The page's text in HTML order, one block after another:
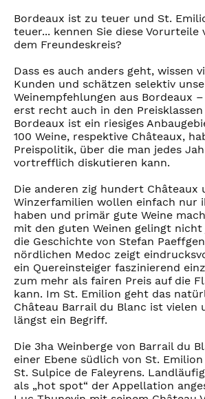
Bordeaux ist zu teuer und St.
teuer... kennen Sie diese Vorurteile
dem Freundeskreis?
Dass es auch anders geht, wissen
Kunden und schätzen selektiv
Weinempfehlungen aus Bordeaux
erst recht auch in den
Bordeaux ist ein riesiges
100 Weine, respektive Châteaux,
Preispolitik, über die man jedes
vortrefflich diskutieren kann.
Die anderen zig hundert Châteaux
Winzerfamilien wollen einfach nur
haben und primär gute Weine
mit den guten Weinen gelingt nicht
die Geschichte von Stefan
nördlichen Medoc zeigt
ein Quereinsteiger faszinierend
zum mehr als fairen Preis auf die
kann. Im St. Emilion geht das
Château Barrail du Blanc ist vielen
längst ein Begriff.
Die 3ha Weinberge von Barrail du
einer Ebene südlich von St.
St. Sulpice de Faleyrens.
als „hot spot“ der Appellation